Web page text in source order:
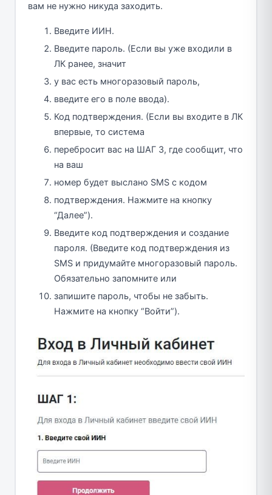
вам не нужно никуда заходить.
Введите ИИН.
Введите пароль. (Если вы уже входили в
ЛК ранее, значит
у вас есть многоразовый пароль,
введите его в поле ввода).
Код подтверждения. (Если вы входите в ЛК
впервые, то система
перебросит вас на ШАГ 3, где сообщит, что
на ваш
номер будет выслано SMS с кодом
подтверждения. Нажмите на кнопку
“Далее”).
Введите код подтверждения и создание
пароля. (Введите код подтверждения из
SMS и придумайте многоразовый пароль.
Обязательно запомните или
запишите пароль, чтобы не забыть.
Нажмите на кнопку “Войти”).